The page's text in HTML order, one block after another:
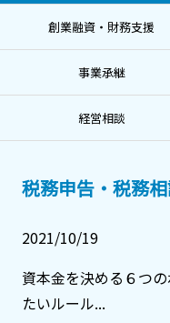
創業融資・財務支援
事業承継
経営相談
税務申告・税務
2021/10/19
資本金を決める６つ
たいルール...